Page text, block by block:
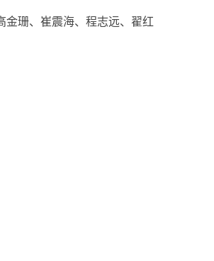
珊、崔震海、程志远、翟红